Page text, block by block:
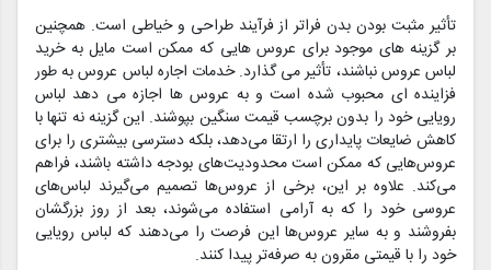
تأثیر مثبت بودن بدن فراتر از فرآیند طراحی و خیاطی است. همچنین
بر گزینه های موجود برای عروس هایی که ممکن است مایل به خرید
لباس عروس نباشند، تأثیر می گذارد. خدمات اجاره لباس عروس به طور
فزاینده ای محبوب شده است و به عروس ها اجازه می دهد لباس
رویایی خود را بدون برچسب قیمت سنگین بپوشند. این گزینه نه تنها با
کاهش ضایعات پایداری را ارتقا می‌دهد، بلکه دسترسی بیشتری را برای
عروس‌هایی که ممکن است محدودیت‌های بودجه داشته باشند، فراهم
می‌کند. علاوه بر این، برخی از عروس‌ها تصمیم می‌گیرند لباس‌های
عروسی خود را که به آرامی استفاده می‌شوند، بعد از روز بزرگشان
بفروشند و به سایر عروس‌ها این فرصت را می‌دهند که لباس رویایی
خود را با قیمتی مقرون به صرفه‌تر پیدا کنند.